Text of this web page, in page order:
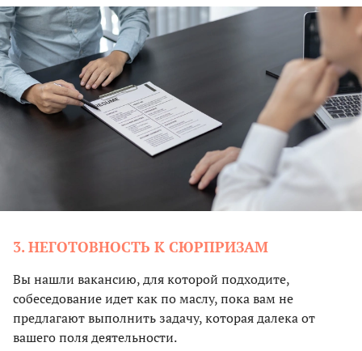
3. НЕГОТОВНОСТЬ К СЮРПРИЗАМ
Вы нашли вакансию, для которой подходите,
собеседование идет как по маслу, пока вам не
предлагают выполнить задачу, которая далека от
вашего поля деятельности.